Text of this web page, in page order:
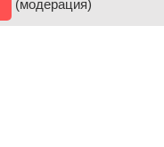
(модерация)